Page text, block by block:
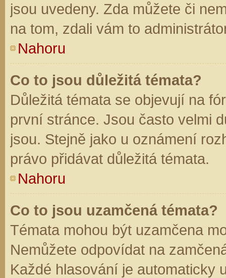
jsou uvedeny. Zda můžete či
na tom, zdali vám to
Nahoru
Co to jsou důležitá témata?
Důležitá témata se objevují na
první stránce. Jsou často velmi
jsou. Stejně jako u oznámení
právo přidávat důležitá témata.
Nahoru
Co to jsou uzamčená témata?
Témata mohou být uzamčena
Nemůžete odpovídat na
Každé hlasování je automaticky